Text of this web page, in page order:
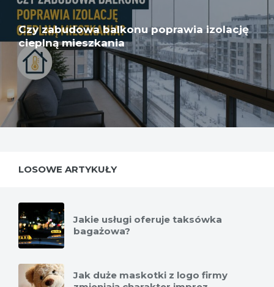
Czy zabudowa balkonu poprawia izolację
cieplną mieszkania
LOSOWE ARTYKUŁY
Jakie usługi oferuje taksówka
bagażowa?
Jak duże maskotki z logo firmy